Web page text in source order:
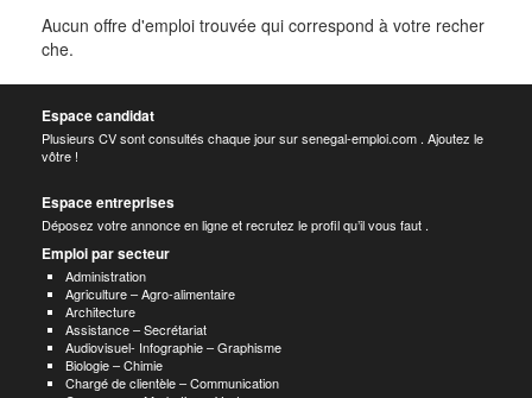
Aucun offre d'emploi trouvée qui correspond à votre recher
che.
Espace candidat
Plusieurs CV sont consultés chaque jour sur senegal-emploi.com . Ajoutez le
vôtre !
Espace entreprises
Déposez votre annonce en ligne et recrutez le profil qu’il vous faut .
Emploi par secteur
Administration
Agriculture – Agro-alimentaire
Architecture
Assistance – Secrétariat
Audiovisuel- Infographie – Graphisme
Biologie – Chimie
Chargé de clientèle – Communication